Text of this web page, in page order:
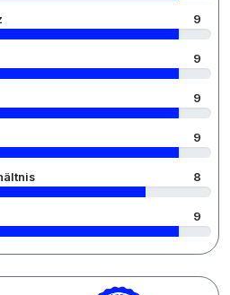
9
9
9
9
8
9